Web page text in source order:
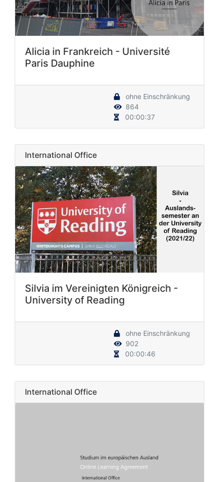
Alicia in Frankreich - Université
Paris Dauphine
ohne Einschränkung
864
00:00:37
International Office
Silvia im Vereinigten Königreich -
University of Reading
ohne Einschränkung
902
00:00:46
International Office